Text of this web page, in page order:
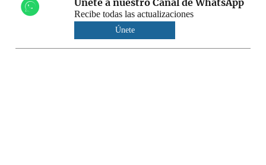
Únete a nuestro Canal de WhatsApp
Recibe todas las actualizaciones
Únete